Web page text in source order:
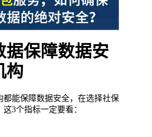
据保障数据安
构
都能保障数据安全，在选择社保
3个指标一定要看：